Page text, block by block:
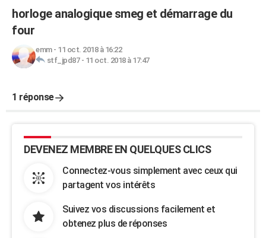
horloge analogique smeg et démarrage du
four
emm- 11 oct. 2018 à 16:22
stf_jpd87- 11 oct. 2018 à 17:47
1 réponse
DEVENEZ MEMBRE EN QUELQUES CLICS
Connectez-vous simplement avec ceux qui
partagent vos intérêts
Suivez vos discussions facilement et
obtenez plus de réponses